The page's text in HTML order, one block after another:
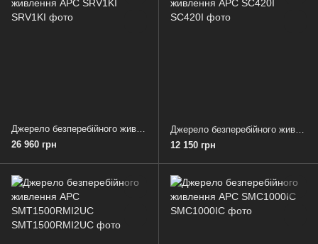
26 960 грн
12 150 грн